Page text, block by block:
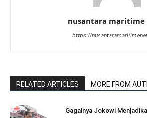
nusantara maritime
https://
RELATED ARTICLES MORE FROM
Gagalnya Jokowi